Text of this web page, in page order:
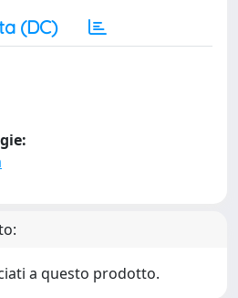
(DC)
a questo prodotto.